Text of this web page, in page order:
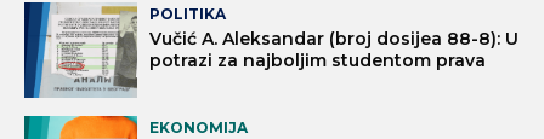
POLITIKA
Vučić A. Aleksandar (broj dosijea 88-8): U
potrazi za najboljim studentom prava
EKONOMIJA